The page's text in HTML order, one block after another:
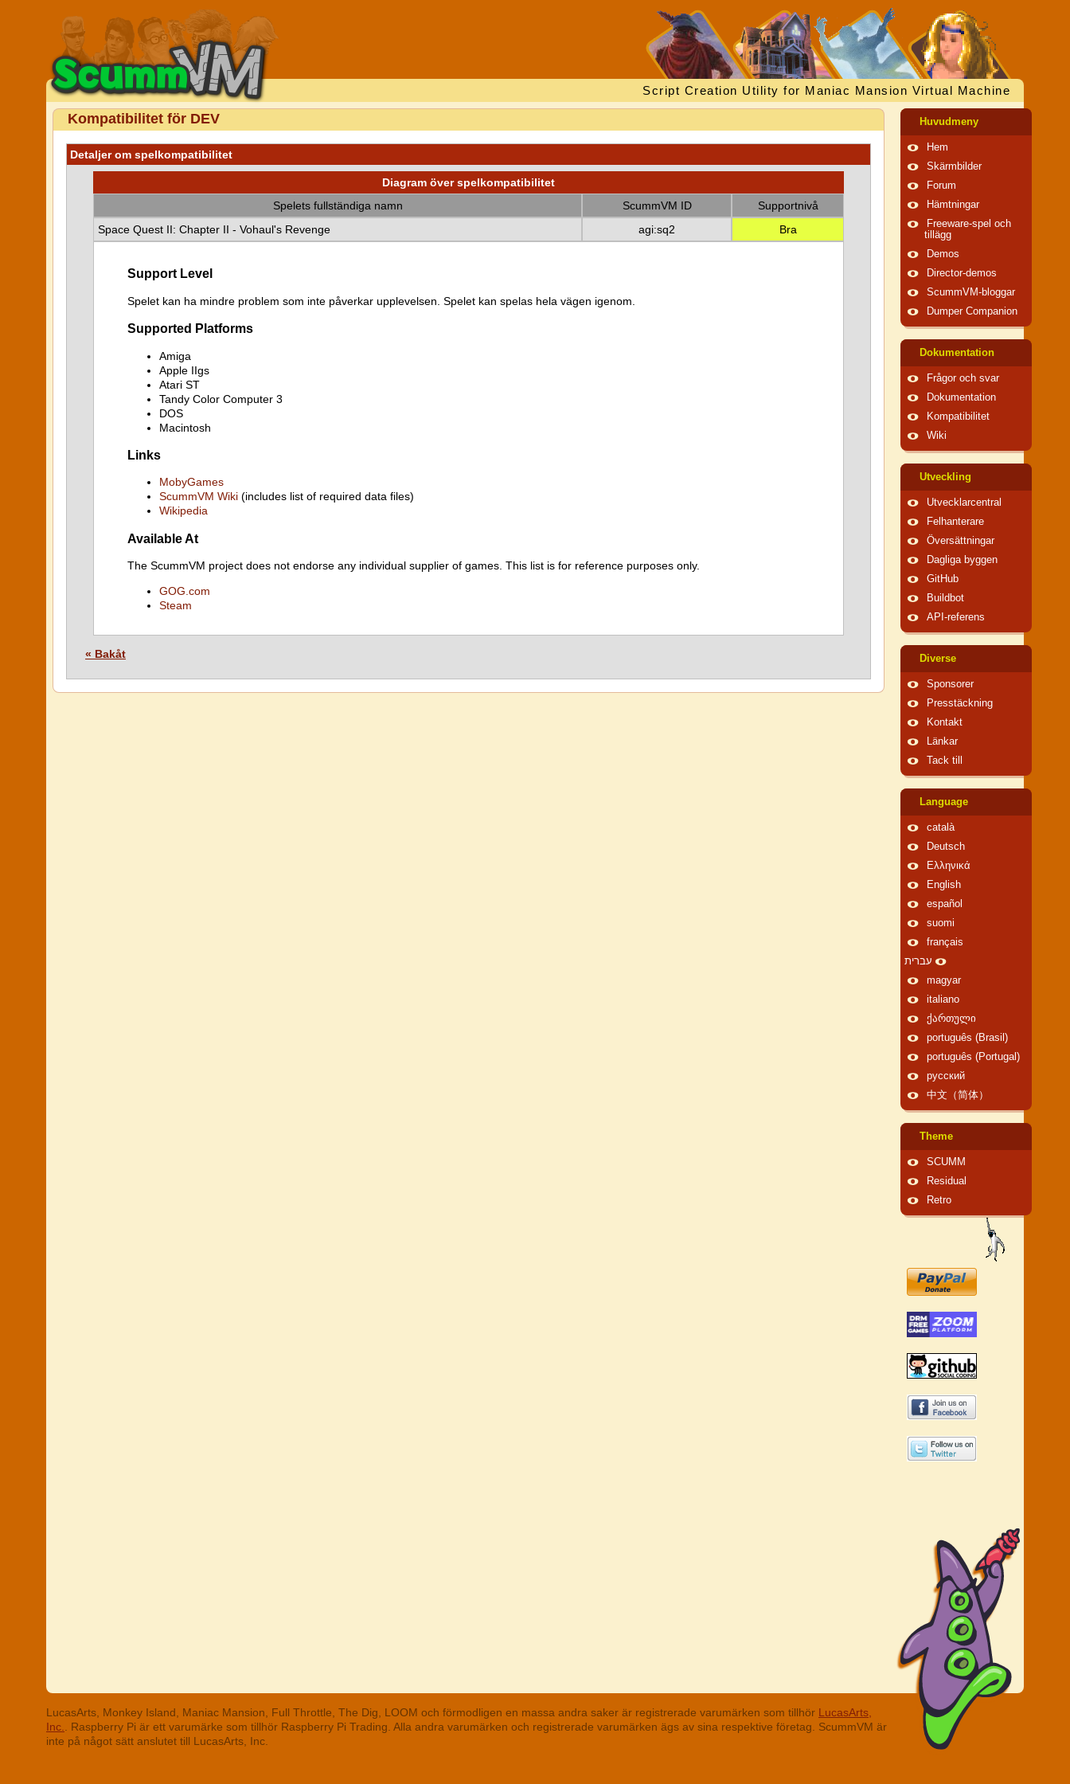
Script Creation Utility for Maniac Mansion Virtual Machine
Kompatibilitet för DEV
Detaljer om spelkompatibilitet
Diagram över spelkompatibilitet
Spelets fullständiga namn
ScummVM ID
Supportnivå
Space Quest II: Chapter II - Vohaul's Revenge
agi:sq2 Bra
Support Level
Spelet kan ha mindre problem som inte påverkar upplevelsen. Spelet kan spelas hela vägen igenom.
Supported Platforms
Amiga
Apple IIgs
Atari ST
Tandy Color Computer 3
DOS
Macintosh
Links
MobyGames
ScummVM Wiki (includes list of required data files)
Wikipedia
Available At
The ScummVM project does not endorse any individual supplier of games. This list is for reference purposes only.
GOG.com
Steam
« Bakåt
Huvudmeny
Hem
Skärmbilder
Forum
Hämtningar
Freeware-spel och
tillägg
Demos
Director-demos
ScummVM-bloggar
Dumper Companion
Dokumentation
Frågor och svar
Dokumentation
Kompatibilitet
Wiki
Utveckling
Utvecklarcentral
Felhanterare
Översättningar
Dagliga byggen
GitHub
Buildbot
API-referens
Diverse
Sponsorer
Presstäckning
Kontakt
Länkar
Tack till
Language
català
Deutsch
Ελληνικά
English
español
suomi
français
עברית
magyar
italiano
ქართული
português (Brasil)
português (Portugal)
русский
中文（简体）
Theme
SCUMM
Residual
Retro
LucasArts, Monkey Island, Maniac Mansion, Full Throttle, The Dig, LOOM och förmodligen en massa andra saker är registrerade varumärken som tillhör LucasArts,
Inc.
. Raspberry Pi är ett varumärke som tillhör Raspberry Pi Trading. Alla andra varumärken och registrerade varumärken ägs av sina respektive företag. ScummVM är
inte på något sätt anslutet till LucasArts, Inc.